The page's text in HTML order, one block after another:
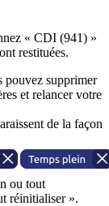
« CDI (941) »
restituées.
pouvez supprimer
et relancer votre
de la façon
ou tout
réinitialiser ».